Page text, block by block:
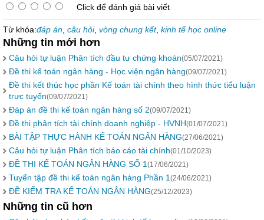
Click để đánh giá bài viết
Từ khóa:đáp án câu hỏi, vòng chung kết, kinh tế học online
Những tin mới hơn
Câu hỏi tự luận Phân tích đầu tư chứng khoán(05/07/2021)
Đề thi kế toán ngân hàng - Học viện ngân hàng(09/07/2021)
Đề thi kết thúc học phần Kế toán tài chính theo hình thức tiểu luận
trực tuyến(09/07/2021)
Đáp án đề thi kế toán ngân hàng số 2(09/07/2021)
Đề thi phân tích tài chính doanh nghiệp - HVNH(01/07/2021)
BÀI TẬP THỰC HÀNH KẾ TOÁN NGÂN HÀNG(27/06/2021)
Câu hỏi tự luận Phân tích báo cáo tài chính(01/10/2023)
ĐỀ THI KẾ TOÁN NGÂN HÀNG SỐ 1 (17/06/2021)
Tuyển tập đề thi kế toán ngân hàng Phần 1 (24/06/2021)
ĐỀ KIỂM TRA KẾ TOÁN NGÂN HÀNG(25/12/2023)
Những tin cũ hơn